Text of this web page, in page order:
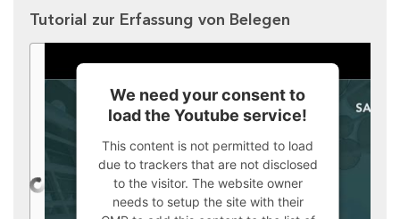
Tutorial zur Erfassung von Belegen
We need your consent to
load the Youtube service!
This content is not permitted to load
due to trackers that are not disclosed
to the visitor. The website owner
needs to setup the site with their